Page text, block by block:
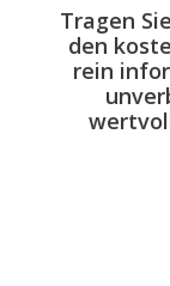
Tragen
den
rein